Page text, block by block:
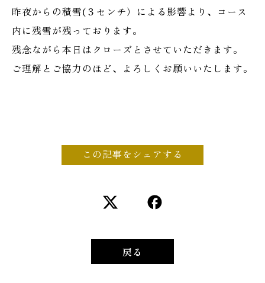
昨夜からの積雪(３センチ）による影響より、コース
内に残雪が残っております。
残念ながら本日はクローズとさせていただきます。
ご理解とご協力のほど、よろしくお願いいたします。
この記事をシェアする
戻る